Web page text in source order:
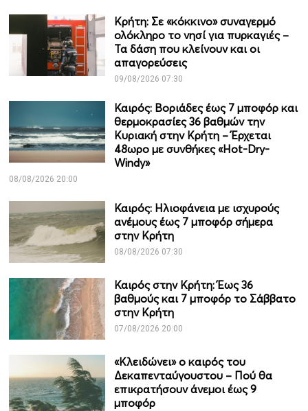
Κρήτη: Σε «κόκκινο» συναγερμό
ολόκληρο το νησί για πυρκαγιές –
Τα δάση που κλείνουν και οι
απαγορεύσεις
09/08/2026 07:30
Καιρός: Βοριάδες έως 7 μποφόρ και
θερμοκρασίες 36 βαθμών την
Κυριακή στην Κρήτη – Έρχεται
48ωρο με συνθήκες «Hot-Dry-
Windy»
08/08/2026 20:00
Καιρός: Ηλιοφάνεια με ισχυρούς
ανέμους έως 7 μποφόρ σήμερα
στην Κρήτη
08/08/2026 07:30
Καιρός στην Κρήτη: Έως 36
βαθμούς και 7 μποφόρ το Σάββατο
στην Κρήτη
07/08/2026 20:00
«Κλειδώνει» ο καιρός του
Δεκαπενταύγουστου – Πού θα
επικρατήσουν άνεμοι έως 9
μποφόρ